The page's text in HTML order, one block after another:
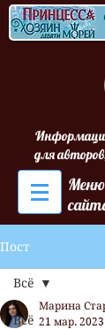
для
Меню
Пост
Всё
Всё
Марина
21 мар. 2023